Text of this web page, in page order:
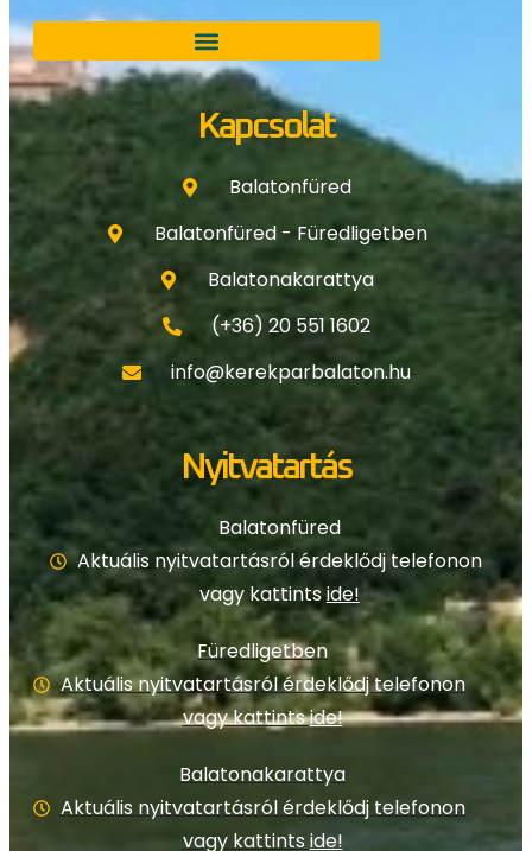
Kapcsolat
Balatonfüred
Balatonfüred - Füredligetben
Balatonakarattya
(+36) 20 551 1602
info@kerekparbalaton.hu
Nyitvatartás
Balatonfüred
Aktuális nyitvatartásról érdeklődj telefonon
vagy kattintside!
Füredligetben
Aktuális nyitvatartásról érdeklődj telefonon
vagy kattintside!
Balatonakarattya
Aktuális nyitvatartásról érdeklődj telefonon
vagy kattintside!